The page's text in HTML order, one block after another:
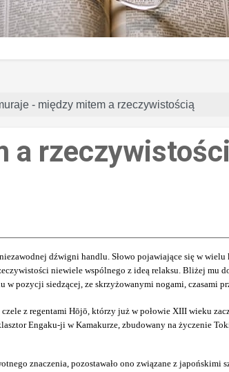
- między mitem a rzeczywistością
a
dźwigni handlu. Słowo pojawiające się w
niewiele wspólnego z ideą relaksu. Bliżej mu
w pozycji siedzącej, ze skrzyżowanymi nogami, czasami
z regentami Hōjō, którzy już w połowie XIII wieku
Engaku-ji w Kamakurze, zbudowany na życzenie
znaczenia, pozostawało ono związane z japońskimi